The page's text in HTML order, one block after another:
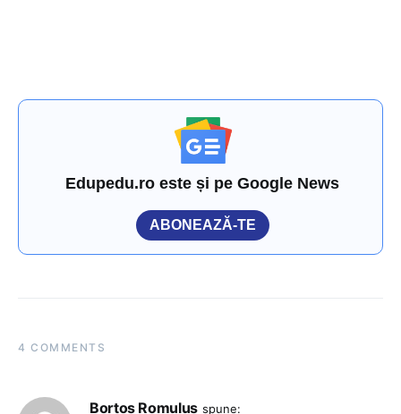
Edupedu.ro este și pe Google News
ABONEAZĂ-TE
4 COMMENTS
Bortos Romulus spune: